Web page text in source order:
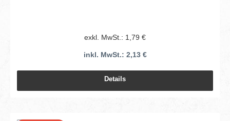
exkl. MwSt.: 1,79 €
inkl. MwSt.: 2,13 €
Details